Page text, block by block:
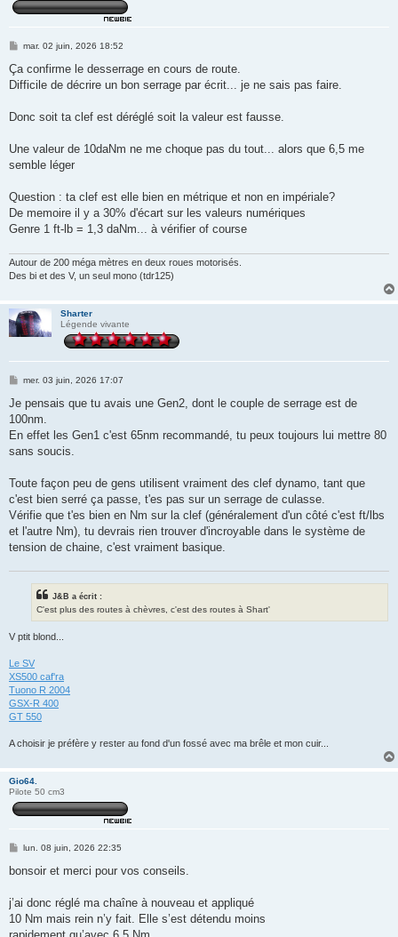
M
s
a
mar. 02 juin, 2026 18:52
Ça confirme le desserrage en cours de route.
Difficile de décrire un bon serrage par écrit... je ne sais pas faire.
Donc soit ta clef est déréglé soit la valeur est fausse.
Une valeur de 10daNm ne me choque pas du tout... alors que 6,5 me
semble léger
Question : ta clef est elle bien en métrique et non en impériale?
De memoire il y a 30% d'écart sur les valeurs numériques
Genre 1 ft-lb = 1,3 daNm... à vérifier of course
Autour de 200 méga mètres en deux roues motorisés.
Des bi et des V, un seul mono (tdr125)
Sharter
Légende vivante
M
s
a
g
mer. 03 juin, 2026 17:07
Je pensais que tu avais une Gen2, dont le couple de serrage est de
100nm.
En effet les Gen1 c'est 65nm recommandé, tu peux toujours lui mettre 80
sans soucis.
Toute façon peu de gens utilisent vraiment des clef dynamo, tant que
c'est bien serré ça passe, t'es pas sur un serrage de culasse.
Vérifie que t'es bien en Nm sur la clef (généralement d'un côté c'est ft/lbs
et l'autre Nm), tu devrais rien trouver d'incroyable dans le système de
tension de chaine, c'est vraiment basique.
J&B a écrit :
C'est plus des routes à chèvres, c'est des routes à Shart'
V ptit blond...
Le SV
XS500 caf'ra
Tuono R 2004
GSX-R 400
GT 550
A choisir je préfère y rester au fond d'un fossé avec ma brêle et mon cuir...
Gio64.
Pilote 50 cm3
M
s
g
lun. 08 juin, 2026 22:35
bonsoir et merci pour vos conseils.
j’ai donc réglé ma chaîne à nouveau et appliqué
10 Nm mais rein n’y fait. Elle s’est détendu moins